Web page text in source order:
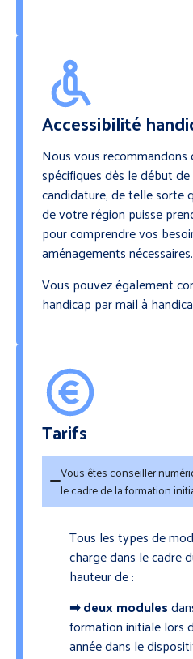
Accessibilité
Nous vous
spécifiques dès le début
candidature, de telle sorte
de votre région puisse
pour comprendre vos
aménagements nécessaires.
Vous pouvez également
handicap par mail à
Tarifs
Vous êtes conseiller
le cadre de la formation
Tous les types de
charge dans le cadre
hauteur de :
➡ deux modules
formation initiale lors
année dans le